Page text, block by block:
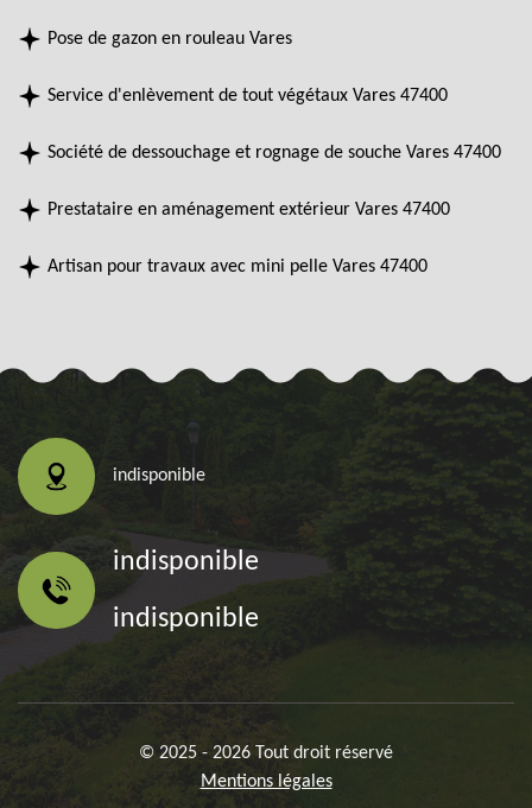
Pose de gazon en rouleau Vares
Service d'enlèvement de tout végétaux Vares 47400
Société de dessouchage et rognage de souche Vares 47400
Prestataire en aménagement extérieur Vares 47400
Artisan pour travaux avec mini pelle Vares 47400
indisponible
indisponible
indisponible
© 2025 - 2026 Tout droit réservé
Mentions légales